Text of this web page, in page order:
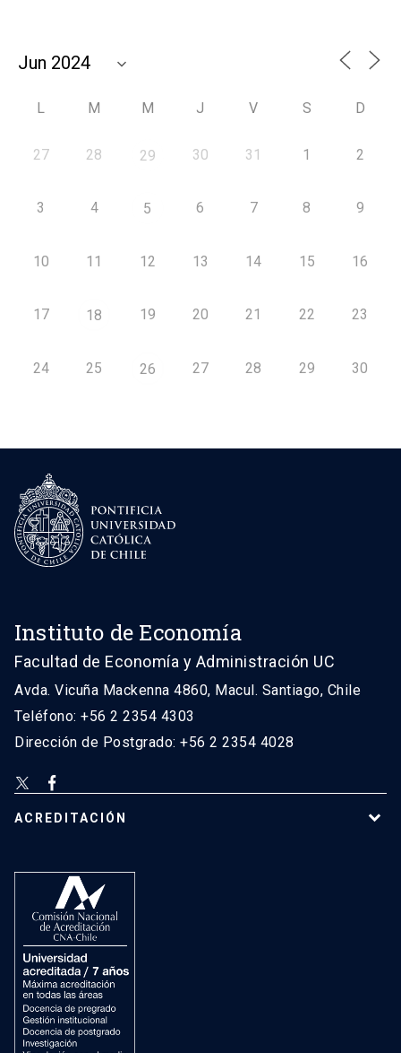
L M M J V S D
27 28 29 30 31 1 2
3 4 5 6 7 8 9
10 11 12 13 14 15 16
17 18 19 20 21 22 23
24 25 26 27 28 29 30
Instituto de Economía
Facultad de Economía y Administración UC
Avda. Vicuña Mackenna 4860, Macul. Santiago, Chile
Teléfono: +56 2 2354 4303
Dirección de Postgrado: +56 2 2354 4028
ACREDITACIÓN